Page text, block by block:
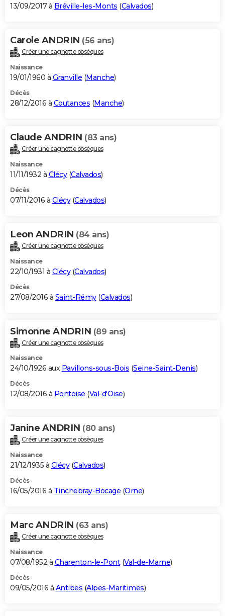
13/09/2017 à Bréville-les-Monts (Calvados)
Carole ANDRIN (56 ans)
Créer une cagnotte obsèques
Naissance
19/01/1960 à Granville (Manche)
Décès
28/12/2016 à Coutances (Manche)
Claude ANDRIN (83 ans)
Créer une cagnotte obsèques
Naissance
11/11/1932 à Clécy(Calvados)
Décès
07/11/2016 à Clécy(Calvados)
Leon ANDRIN (84 ans)
Créer une cagnotte obsèques
Naissance
22/10/1931 à Clécy(Calvados)
Décès
27/08/2016 à Saint-Rémy(Calvados)
Simonne ANDRIN (89 ans)
Créer une cagnotte obsèques
Naissance
24/10/1926 aux Pavillons-sous-Bois (Seine-Saint-Denis)
Décès
12/08/2016 à Pontoise (Val-d'Oise)
Janine ANDRIN (80 ans)
Créer une cagnotte obsèques
Naissance
21/12/1935 à Clécy(Calvados)
Décès
16/05/2016 à Tinchebray-Bocage (Orne)
Marc ANDRIN (63 ans)
Créer une cagnotte obsèques
Naissance
07/08/1952 à Charenton-le-Pont(Val-de-Marne)
Décès
09/05/2016 à Antibes (Alpes-Maritimes)